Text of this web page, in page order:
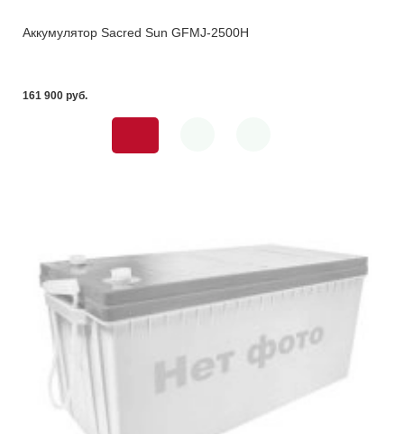
Аккумулятор Sacred Sun GFMJ-2500H
161 900 pуб.